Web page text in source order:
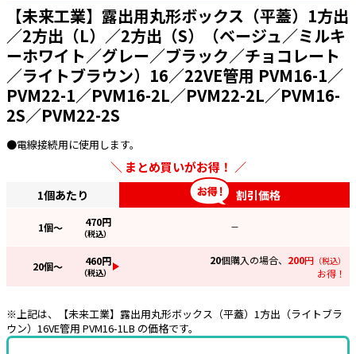
PF管/FEP管/CD管/情報線保護管
ボックス・ビニル電線管付属品・引き込
みカバー
工具関連
EV充電設備工事関連
【未来工業】露出用丸形ボックス（平蓋）1方出
／2方出（L）／2方出（S）（ベージュ／ミルキ
ーホワイト／グレー／ブラック／チョコレート
／ライトブラウン）16／22VE管用 PVM16-1／
PVM22-1／PVM16-2L／PVM22-2L／PVM16-
2S／PVM22-2S
●電線接続用に使用します。
まとめ買いがお得！
1個あたり 割引価格
1個～ 470円
（税込）
—
20個～ 460円
（税込）
20個購入の場合、 200円 （税込）
お得！
※上記は、【未来工業】露出用丸形ボックス（平蓋）1方出（ライトブラ
ウン）16VE管用 PVM16-1LB の価格です。